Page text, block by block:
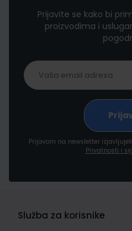
Prijavite se kako bi
proizvodima i
Prijavom na newsletter
Privatnosti i
Služba za korisnike